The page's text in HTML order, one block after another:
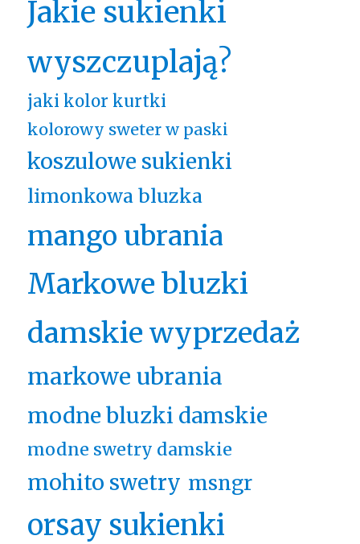
Jakie sukienki
wyszczuplają?
jaki kolor kurtki
kolorowy sweter w paski
koszulowe sukienki
limonkowa bluzka
mango ubrania
Markowe bluzki
damskie wyprzedaż
markowe ubrania
modne bluzki damskie
modne swetry damskie
mohito swetry msngr
orsay sukienki